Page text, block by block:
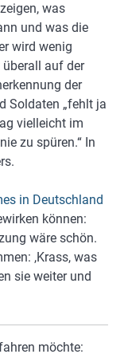
was
und was die
wird wenig
überall auf der
der
Soldaten „fehlt ja
vielleicht im
zu spüren.“ In
in Deutschland
können:
wäre schön.
,Krass, was
sie weiter und
möchte: